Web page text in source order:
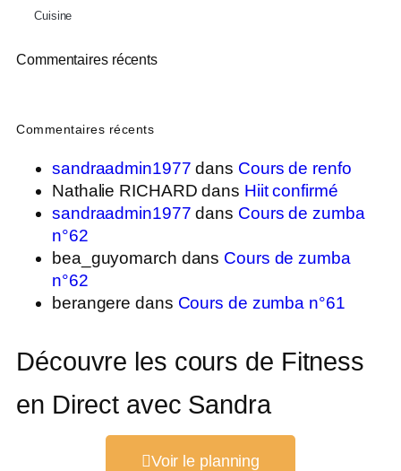
Cuisine
Commentaires récents
Commentaires récents
sandraadmin1977 dans Cours de renfo
Nathalie RICHARD dans Hiit confirmé
sandraadmin1977 dans Cours de zumba
n°62
bea_guyomarch dans Cours de zumba
n°62
berangere dans Cours de zumba n°61
Découvre les cours de Fitness
en Direct avec Sandra
Voir le planning